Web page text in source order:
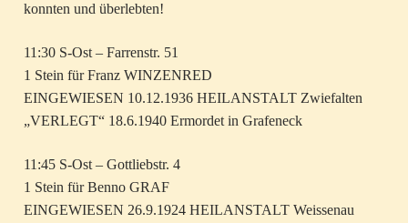
konnten und überlebten!
11:30 S-Ost – Farrenstr. 51
1 Stein für Franz WINZENRED
EINGEWIESEN 10.12.1936 HEILANSTALT Zwiefalten
„VERLEGT“ 18.6.1940 Ermordet in Grafeneck
11:45 S-Ost – Gottliebstr. 4
1 Stein für Benno GRAF
EINGEWIESEN 26.9.1924 HEILANSTALT Weissenau